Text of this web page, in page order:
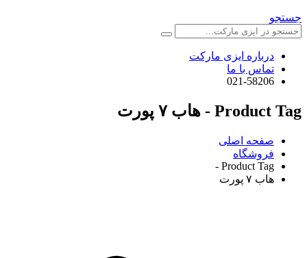
جستجو
درباره ایزی مارکت
تماس با ما
021-58206
Product Tag - هاب ۷ پورت
صفحه اصلی
فروشگاه
Product Tag -
هاب ۷ پورت